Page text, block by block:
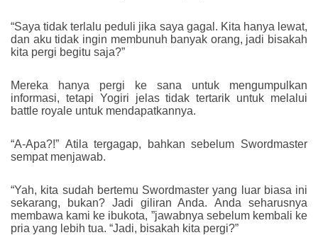
“Saya tidak terlalu peduli jika saya gagal. Kita hanya lewat,
dan aku tidak ingin membunuh banyak orang, jadi bisakah
kita pergi begitu saja?”
Mereka hanya pergi ke sana untuk mengumpulkan
informasi, tetapi Yogiri jelas tidak tertarik untuk melalui
battle royale untuk mendapatkannya.
“A-Apa?!” Atila tergagap, bahkan sebelum Swordmaster
sempat menjawab.
“Yah, kita sudah bertemu Swordmaster yang luar biasa ini
sekarang, bukan? Jadi giliran Anda. Anda seharusnya
membawa kami ke ibukota, ”jawabnya sebelum kembali ke
pria yang lebih tua. “Jadi, bisakah kita pergi?”